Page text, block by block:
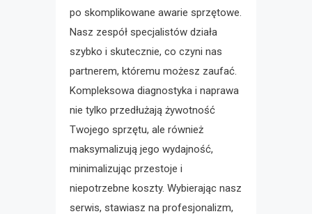
po skomplikowane awarie sprzętowe.
Nasz zespół specjalistów działa
szybko i skutecznie, co czyni nas
partnerem, któremu możesz zaufać.
Kompleksowa diagnostyka i naprawa
nie tylko przedłużają żywotność
Twojego sprzętu, ale również
maksymalizują jego wydajność,
minimalizując przestoje i
niepotrzebne koszty. Wybierając nasz
serwis, stawiasz na profesjonalizm,